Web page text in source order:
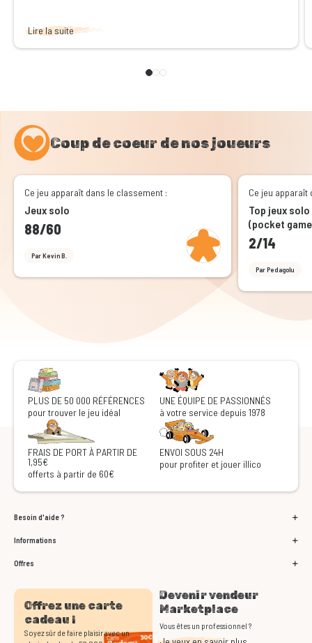
Coup de coeur de nos joueurs
Ce jeu apparaît dans le classement :
Jeux solo
88/60
Par Kevin B.
Ce jeu apparaît
Top jeux
(pocket
2/14
Par Pedagolu
Lire la suite
PLUS DE 50 000 RÉFÉRENCES
pour trouver le jeu idéal
UNE ÉQUIPE DE PASSIONNÉS
à votre service depuis 1978
FRAIS DE PORT À PARTIR DE
1,95€
offerts à partir de 60€
ENVOI SOUS 24H
pour profiter et jouer illico
Besoin d'aide ?
Informations
Offres
Offrez une carte
cadeau !
Soyez sûr de faire plaisir avec un
Devenir vendeur
Marketplace
Vous êtes un professionnel ?